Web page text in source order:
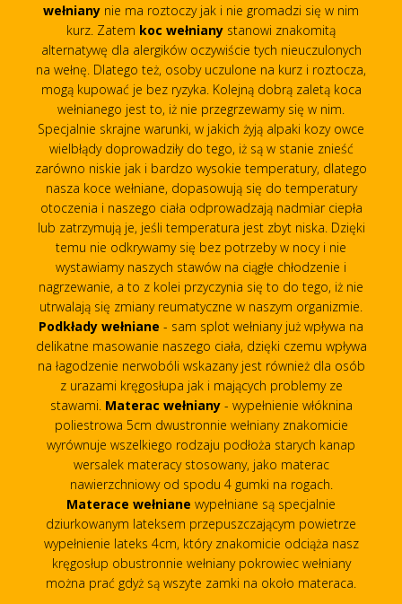
wełniany nie ma roztoczy jak i nie gromadzi się w nim
kurz. Zatem koc wełniany stanowi znakomitą
alternatywę dla alergików oczywiście tych nieuczulonych
na wełnę. Dlatego też, osoby uczulone na kurz i roztocza,
mogą kupować je bez ryzyka. Kolejną dobrą zaletą koca
wełnianego jest to, iż nie przegrzewamy się w nim.
Specjalnie skrajne warunki, w jakich żyją alpaki kozy owce
wielbłądy doprowadziły do tego, iż są w stanie znieść
zarówno niskie jak i bardzo wysokie temperatury, dlatego
nasza koce wełniane, dopasowują się do temperatury
otoczenia i naszego ciała odprowadzają nadmiar ciepła
lub zatrzymują je, jeśli temperatura jest zbyt niska. Dzięki
temu nie odkrywamy się bez potrzeby w nocy i nie
wystawiamy naszych stawów na ciągłe chłodzenie i
nagrzewanie, a to z kolei przyczynia się to do tego, iż nie
utrwalają się zmiany reumatyczne w naszym organizmie.
Podkłady wełniane - sam splot wełniany już wpływa na
delikatne masowanie naszego ciała, dzięki czemu wpływa
na łagodzenie nerwobóli wskazany jest również dla osób
z urazami kręgosłupa jak i mających problemy ze
stawami. Materac wełniany- wypełnienie włóknina
poliestrowa 5cm dwustronnie wełniany znakomicie
wyrównuje wszelkiego rodzaju podłoża starych kanap
wersalek materacy stosowany, jako materac
nawierzchniowy od spodu 4 gumki na rogach.
Materace wełniane wypełniane są specjalnie
dziurkowanym lateksem przepuszczającym powietrze
wypełnienie lateks 4cm, który znakomicie odciąża nasz
kręgosłup obustronnie wełniany pokrowiec wełniany
można prać gdyż są wszyte zamki na około materaca.